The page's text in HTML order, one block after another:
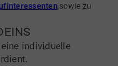
n sowie zu
individuelle